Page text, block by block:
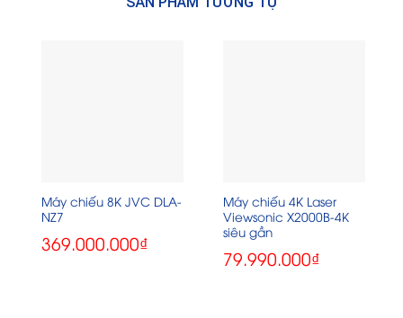
Máy chiếu 8K JVC DLA-
NZ7
369.000.000₫
Máy chiếu 4K Laser
Viewsonic X2000B-4K
siêu gần
79.990.000₫